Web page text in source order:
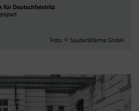
Foto: © SauberWärme GmbH
für Deutschfeistritz